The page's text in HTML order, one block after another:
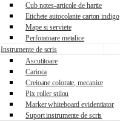
Cub notes-articole de hartie
Etichete autocolante carton indigo
Mape si serviete
Perforatoare metalice
Instrumente de scris
Ascutitoare
Carioca
Creioane colorate, mecanice
Pix roller stilou
Marker whiteboard evidentiator
Suport instrumente de scris